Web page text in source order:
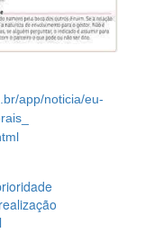
app/noticia/eu-
realização